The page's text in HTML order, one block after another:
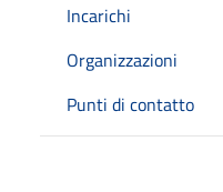
Incarichi
Organizzazioni
Punti di contatto